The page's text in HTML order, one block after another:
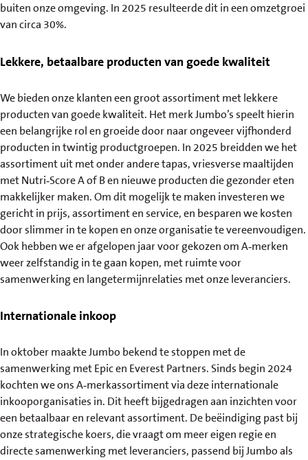
buiten onze omgeving. In 2025 resulteerde dit in een omzetgroei
van circa 30%.
Lekkere, betaalbare producten van goede kwaliteit
We bieden onze klanten een groot assortiment met lekkere
producten van goede kwaliteit. Het merk Jumbo’s speelt hierin
een belangrijke rol en groeide door naar ongeveer vijfhonderd
producten in twintig productgroepen. In 2025 breidden we het
assortiment uit met onder andere tapas, vriesverse maaltijden
met Nutri‑Score A of B en nieuwe producten die gezonder eten
makkelijker maken. Om dit mogelijk te maken investeren we
gericht in prijs, assortiment en service, en besparen we kosten
door slimmer in te kopen en onze organisatie te vereenvoudigen.
Ook hebben we er afgelopen jaar voor gekozen om A‑merken
weer zelfstandig in te gaan kopen, met ruimte voor
samenwerking en langetermijnrelaties met onze leveranciers.
Internationale inkoop
In oktober maakte Jumbo bekend te stoppen met de
samenwerking met Epic en Everest Partners. Sinds begin 2024
kochten we ons A‑merkassortiment via deze internationale
inkooporganisaties in. Dit heeft bijgedragen aan inzichten voor
een betaalbaar en relevant assortiment. De beëindiging past bij
onze strategische koers, die vraagt om meer eigen regie en
directe samenwerking met leveranciers, passend bij Jumbo als